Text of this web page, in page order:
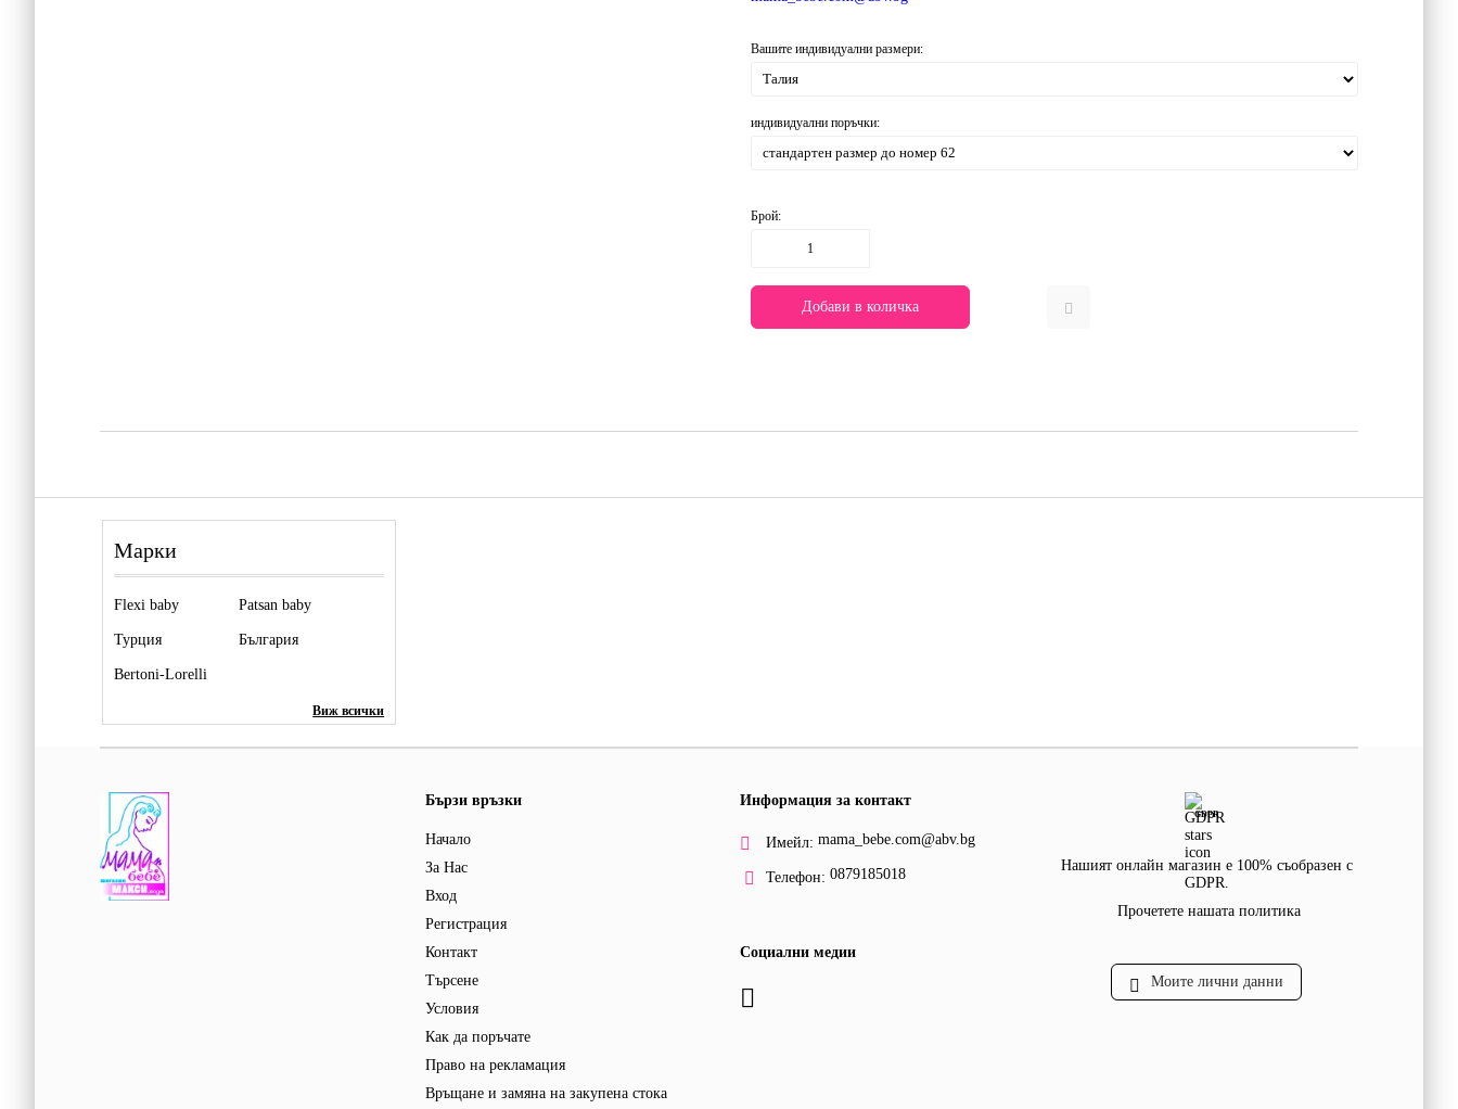
Вашите индивидуални размери:
индивидуални поръчки:
Брой:
Марки
Flexi baby Patsan baby
Турция България
Bertoni-Lorelli
Виж всички
Бързи връзки
Начало
За Нас
Вход
Регистрация
Контакт
Търсене
Условия
Как да поръчате
Право на рекламация
Връщане и замяна на закупена стока
Информация за контакт
Имейл: mama_bebe.com@abv.bg
Телефон: 0879185018
Социални медии
GDPR
Нашият онлайн магазин е 100% съобразен с
GDPR.
Прочетете нашата политика
Моите лични данни